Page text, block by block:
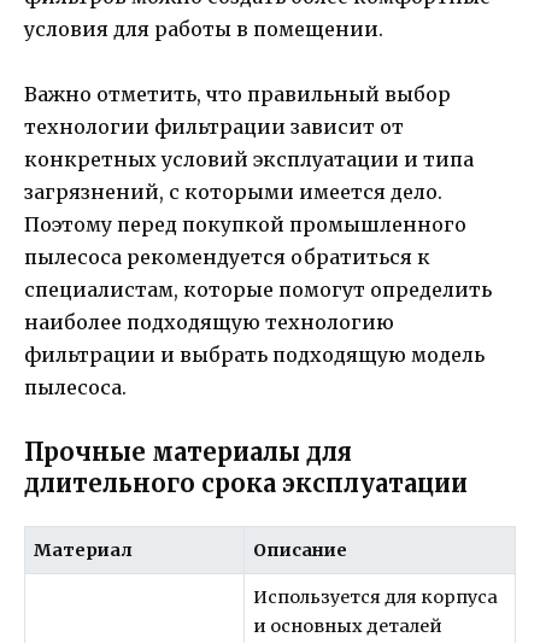
условия для работы в помещении.
Важно отметить, что правильный выбор
технологии фильтрации зависит от
конкретных условий эксплуатации и типа
загрязнений, с которыми имеется дело.
Поэтому перед покупкой промышленного
пылесоса рекомендуется обратиться к
специалистам, которые помогут определить
наиболее подходящую технологию
фильтрации и выбрать подходящую модель
пылесоса.
Прочные материалы для
длительного срока эксплуатации
Материал Описание
Используется для корпуса
и основных деталей